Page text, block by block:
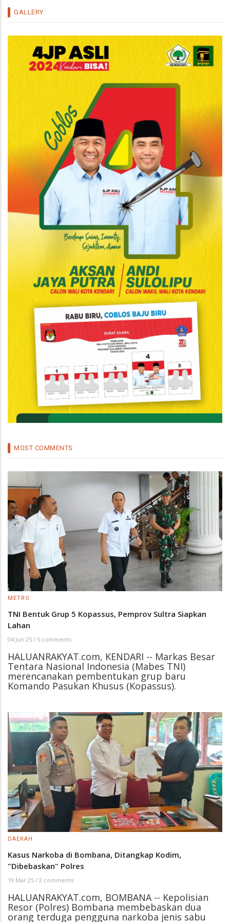
GALLERY
MOST COMMENTS
METRO
TNI Bentuk Grup 5 Kopassus, Pemprov Sultra Siapkan
Lahan
04 Jun 25 / 5 comments
HALUANRAKYAT.com, KENDARI -- Markas Besar
Tentara Nasional Indonesia (Mabes TNI)
merencanakan pembentukan grup baru
Komando Pasukan Khusus (Kopassus).
DAERAH
Kasus Narkoba di Bombana, Ditangkap Kodim,
"Dibebaskan" Polres
19 Mar 25 / 2 comments
HALUANRAKYAT.com, BOMBANA -- Kepolisian
Resor (Polres) Bombana membebaskan dua
orang terduga pengguna narkoba jenis sabu